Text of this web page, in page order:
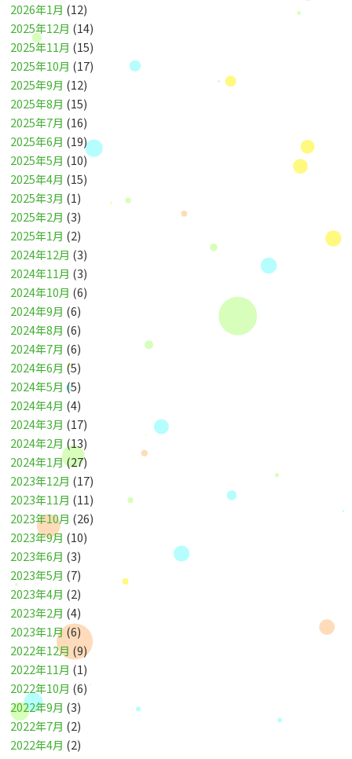
2026年1月 (12)
2025年12月 (14)
2025年11月 (15)
2025年10月 (17)
2025年9月 (12)
2025年8月 (15)
2025年7月 (16)
2025年6月 (19)
2025年5月 (10)
2025年4月 (15)
2025年3月 (1)
2025年2月 (3)
2025年1月 (2)
2024年12月 (3)
2024年11月 (3)
2024年10月 (6)
2024年9月 (6)
2024年8月 (6)
2024年7月 (6)
2024年6月 (5)
2024年5月(5)
2024年4月 (4)
2024年3月 (17)
2024年2月 (13)
2024年1月(27)
2023年12月 (17)
2023年11月 (11)
2023年10月 (26)
2023年9月 (10)
2023年6月 (3)
2023年5月 (7)
2023年4月 (2)
2023年2月 (4)
2023年1月(6)
2022年12月 (9)
2022年11月 (1)
2022年10月 (6)
2022年9月 (3)
2022年7月 (2)
2022年4月 (2)